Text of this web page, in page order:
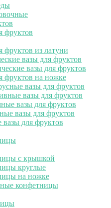
фруктов
фруктов из латуни
вазы для фруктов
вазы для фруктов
фруктов на ножке
вазы для фруктов
вазы для фруктов
вазы для фруктов
вазы для фруктов
вазы для фруктов
с крышкой
круглые
на ножке
конфетницы